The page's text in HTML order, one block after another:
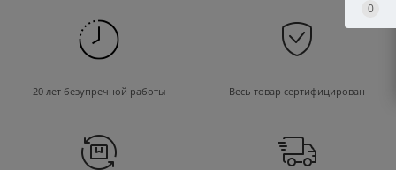
20 лет безупречной работы Весь товар сертифицирован
0